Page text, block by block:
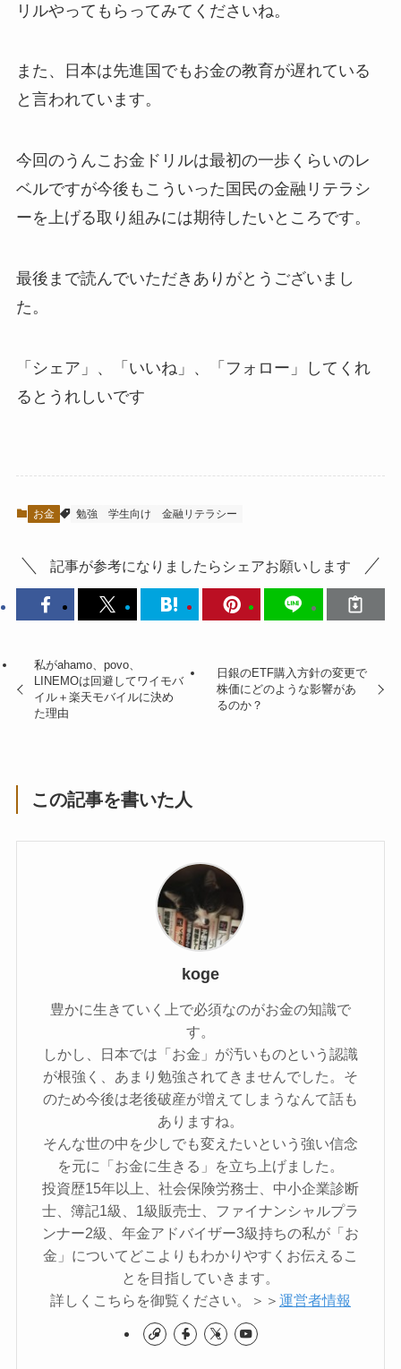
リルやってもらってみてくださいね。
また、日本は先進国でもお金の教育が遅れている
と言われています。
今回のうんこお金ドリルは最初の一歩くらいのレ
ベルですが今後もこういった国民の金融リテラシ
ーを上げる取り組みには期待したいところです。
最後まで読んでいただきありがとうございまし
た。
「シェア」、「いいね」、「フォロー」してくれ
るとうれしいです
お金 勉強 学生向け 金融リテラシー
記事が参考になりましたらシェアお願いします
私がahamo、povo、
LINEMOは回避してワイモバ
イル＋楽天モバイルに決め
た理由
日銀のETF購入方針の変更で
株価にどのような影響があ
るのか？
この記事を書いた人
koge
豊かに生きていく上で必須なのがお金の知識で
す。
しかし、日本では「お金」が汚いものという認識
が根強く、あまり勉強されてきませんでした。そ
のため今後は老後破産が増えてしまうなんて話も
ありますね。
そんな世の中を少しでも変えたいという強い信念
を元に「お金に生きる」を立ち上げました。
投資歴15年以上、社会保険労務士、中小企業診断
士、簿記1級、1級販売士、ファイナンシャルプラ
ンナー2級、年金アドバイザー3級持ちの私が「お
金」についてどこよりもわかりやすくお伝えるこ
とを目指していきます。
詳しくこちらを御覧ください。＞＞ 運営者情報